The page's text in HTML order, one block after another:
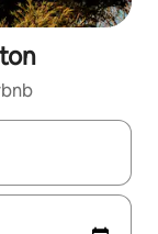
navegar-hi a